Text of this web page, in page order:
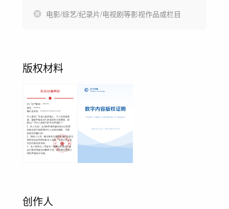
电影/综艺/纪录片/电视剧等影视作品或栏目
版权材料
创作人